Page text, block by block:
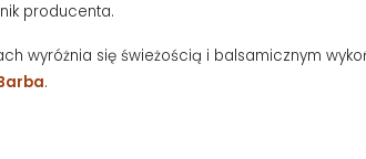
producenta.
wyróżnia się świeżością i balsamicznym
.